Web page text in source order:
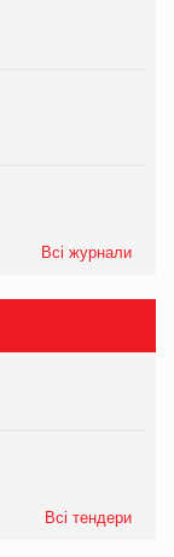
Всі журнали
Всі тендери